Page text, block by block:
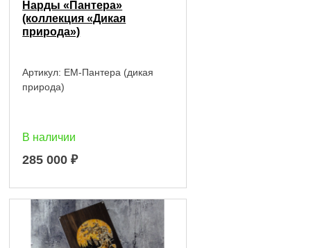
Нарды «Пантера»
(коллекция «Дикая
природа»)
Артикул: EM-Пантера (дикая
природа)
В наличии
285 000 ₽